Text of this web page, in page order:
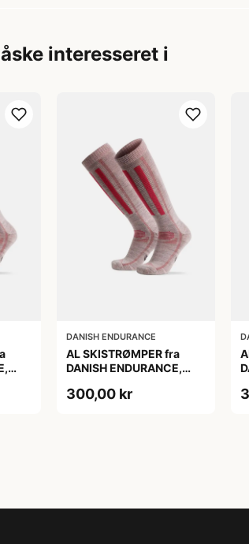
interesseret i
DANISH ENDURANCE
AL SKISTRØMPER fra
DANISH ENDURANCE,
300,00 kr